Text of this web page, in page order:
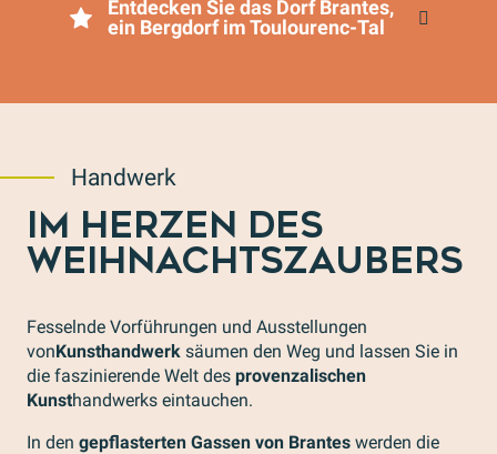
Entdecken Sie das Dorf Brantes,
ein Bergdorf im Toulourenc-Tal
Handwerk
IM HERZEN DES
WEIHNACHTSZAUBERS
Fesselnde Vorführungen und Ausstellungen
vonKunsthandwerk säumen den Weg und lassen Sie in
die faszinierende Welt des provenzalischen
Kunsthandwerks eintauchen.
In den gepflasterten Gassen von Brantes werden die